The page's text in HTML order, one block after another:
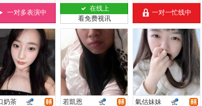
一对多表演中
在线上
看免费视讯
一对一忙线中
奶茶 若凱恩 氣估妹妹